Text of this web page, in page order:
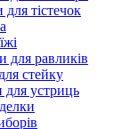
тістечок
для равликів
стейку
устриць